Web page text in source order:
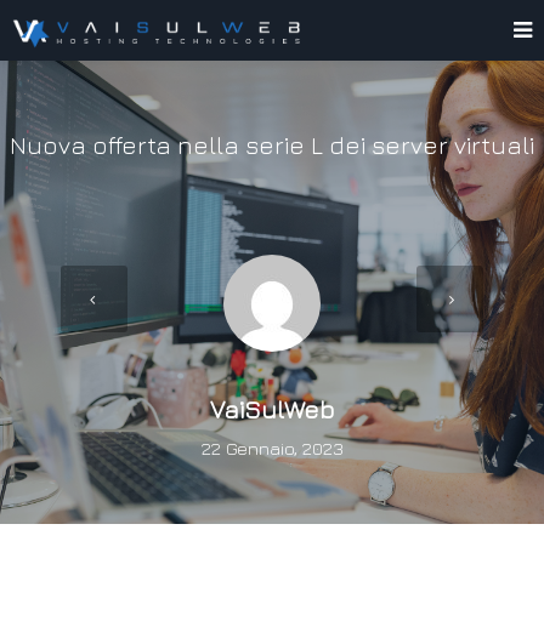
Nuova offerta nella serie L dei server virtuali
VaiSulWeb
22 Gennaio, 2023